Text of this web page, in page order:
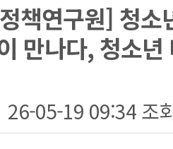
책연구원] 청소
만나다, 청소
26-05-19 09:34 조